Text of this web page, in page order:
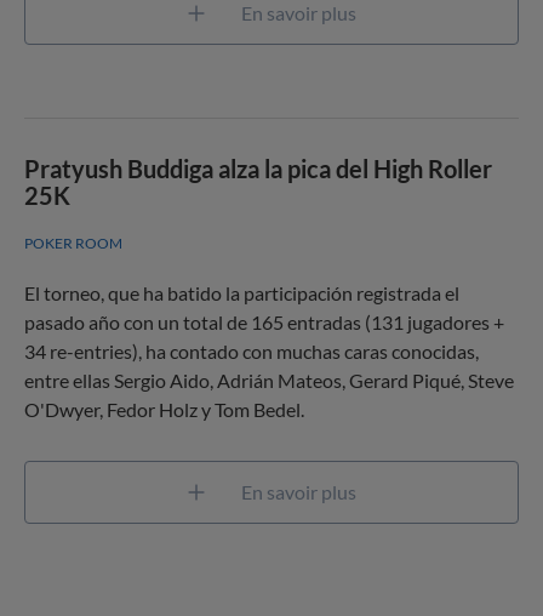
En savoir plus
Pratyush Buddiga alza la pica del High Roller
25K
POKER ROOM
El torneo, que ha batido la participación registrada el
pasado año con un total de 165 entradas (131 jugadores +
34 re-entries), ha contado con muchas caras conocidas,
entre ellas Sergio Aido, Adrián Mateos, Gerard Piqué, Steve
O'Dwyer, Fedor Holz y Tom Bedel.
En savoir plus